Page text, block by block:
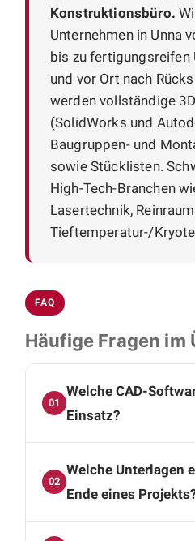
Konstruktionsbüro.
Unternehmen in Unna
bis zu fertigungsreifen
und vor Ort nach
werden vollständige
(SolidWorks und
Baugruppen- und
sowie Stücklisten.
High-Tech-Branchen
Lasertechnik,
Tieftemperatur-/
FAQ
Häufige Fragen im
01
Welche CAD-
Einsatz?
Autodesk Inventor. Sie
CAD-Daten, Baugruppen-
sowie strukturierte
02
Welche Unterlagen
Ende eines